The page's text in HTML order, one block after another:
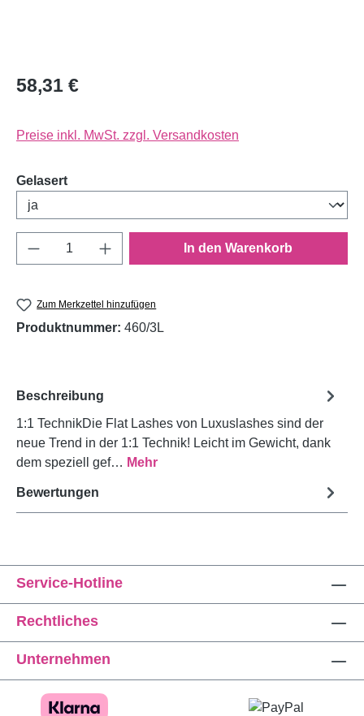
58,31 €
Preise inkl. MwSt. zzgl. Versandkosten
Gelasertauswählen
Produkt Anzahl: Gib den gewünschten
In den Warenkorb
Zum Merkzettel hinzufügen
Produktnummer: 460/3L
Beschreibung
1:1 TechnikDie Flat Lashes von Luxuslashes sind der
neue Trend in der 1:1 Technik! Leicht im Gewicht, dank
dem speziell gef… Mehr
Bewertungen
Service-Hotline
Rechtliches
Unternehmen